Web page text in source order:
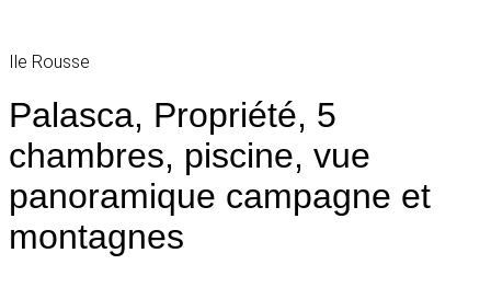
Ile Rousse
Palasca, Propriété, 5
chambres, piscine, vue
panoramique campagne et
montagnes